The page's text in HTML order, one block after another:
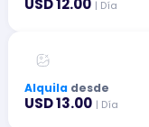
| Día
Alquila desde
USD 13.00 | Día